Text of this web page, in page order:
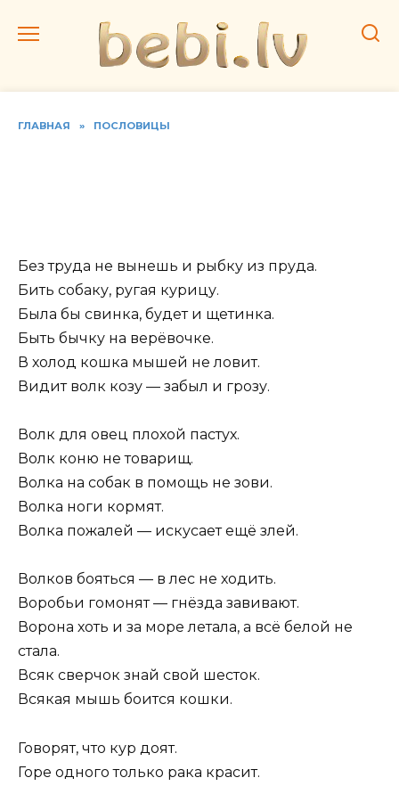
ГЛАВНАЯ » ПОСЛОВИЦЫ
Без труда не вынешь и рыбку из пруда.
Бить собаку, ругая курицу.
Была бы свинка, будет и щетинка.
Быть бычку на верёвочке.
В холод кошка мышей не ловит.
Видит волк козу — забыл и грозу.
Волк для овец плохой пастух.
Волк коню не товарищ.
Волка на собак в помощь не зови.
Волка ноги кормят.
Волка пожалей — искусает ещё злей.
Волков бояться — в лес не ходить.
Воробьи гомонят — гнёзда завивают.
Ворона хоть и за море летала, а всё белой не
стала.
Всяк сверчок знай свой шесток.
Всякая мышь боится кошки.
Говорят, что кур доят.
Горе одного только рака красит.